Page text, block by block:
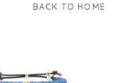
BACK TO HOME